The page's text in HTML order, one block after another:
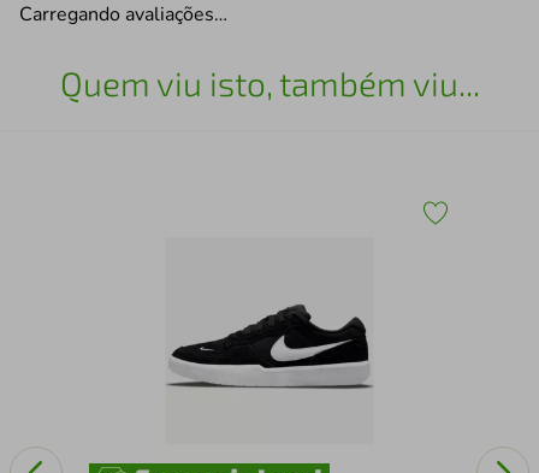
Carregando avaliações…
Quem viu isto, também viu...